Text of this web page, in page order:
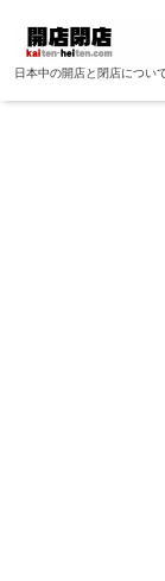
日本中の開店と閉店につい